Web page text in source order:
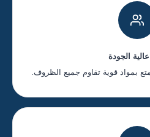
الجودة
بمواد قوية تقاوم جميع الظروف.